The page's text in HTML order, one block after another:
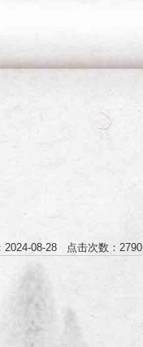
2024-08-28 点击次数：2790